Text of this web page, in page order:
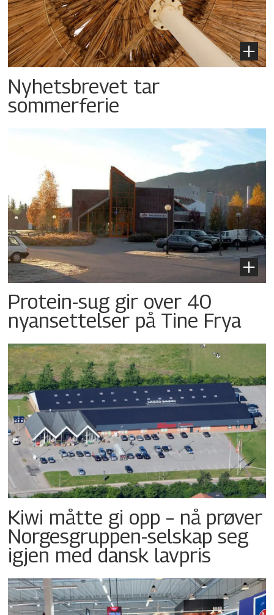
Nyhetsbrevet tar
sommerferie
Protein-sug gir over 40
nyansettelser på Tine Frya
Kiwi måtte gi opp – nå prøver
Norgesgruppen-selskap seg
igjen med dansk lavpris